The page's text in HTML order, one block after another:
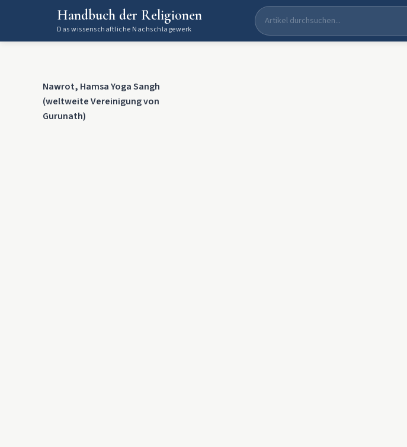
Handbuch der Religionen
Das wissenschaftliche Nachschlagewerk
Nawrot, Hamsa Yoga Sangh
(weltweite Vereinigung von
Gurunath)